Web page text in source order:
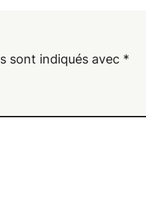
sont indiqués avec *